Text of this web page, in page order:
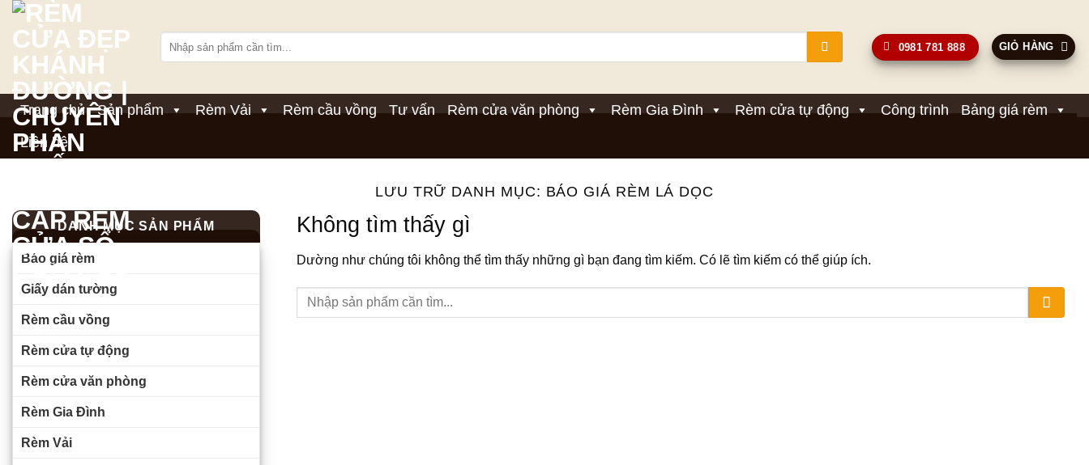
Bỏ
qua
nội
dung
kiếm:
0981 781 888 GIỎ HÀNG
Trang chủ Sản phẩm Rèm Vải Rèm cầu vồng Tư vấn Rèm cửa văn phòng Rèm Gia Đình Rèm cửa tự động Công trình
Bảng giá rèm
Liên hệ
LƯU TRỮ DANH MỤC: BÁO GIÁ RÈM LÁ DỌC
DANH MỤC SẢN PHẨM
Báo giá rèm
Giấy dán tường
Rèm cầu vồng
Rèm cửa tự động
Rèm cửa văn phòng
Rèm Gia Đình
Rèm Vải
Không tìm thấy gì
Dường như chúng tôi không thể tìm thấy những gì bạn đang tìm kiếm. Có lẽ tìm kiếm có thể giúp ích.